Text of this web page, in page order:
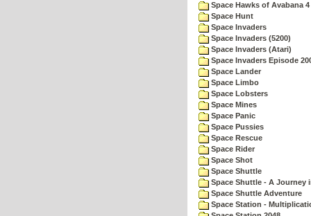
Space Hawks of Avabana 4
Space Hunt
Space Invaders
Space Invaders (5200)
Space Invaders (Atari)
Space Invaders Episode
Space Lander
Space Limbo
Space Lobsters
Space Mines
Space Panic
Space Pussies
Space Rescue
Space Rider
Space Shot
Space Shuttle
Space Shuttle - A Journey
Space Shuttle Adventure
Space Station -